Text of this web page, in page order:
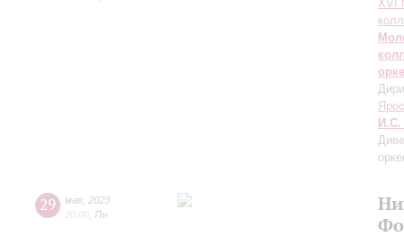
XVI
И.С.
29 мая 2023
20:00 Пн